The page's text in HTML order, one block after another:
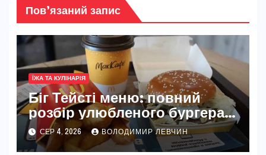
Пов’язаний запис
ЇЖА ТА КУЛІНАРІЯ
Біг Тейсті меню: повний
розбір улюбленого бургера
McDonald’s
СЕР 4, 2026 ВОЛОДИМИР ЛЕВЧИН